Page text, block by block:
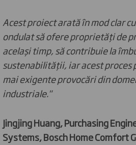
Acest proiect arată în mod clar
ondulat să ofere proprietăți de
același timp, să contribuie la
sustenabilității, iar acest proces
mai exigente provocări din
industriale."
Jingjing Huang, Purchasing
Systems, Bosch Home Comfort